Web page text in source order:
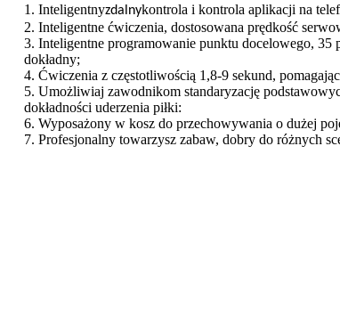
1. Inteligentnyzdalnykontrola i kontrola aplikacji na
2. Inteligentne ćwiczenia, dostosowana prędkość
3. Inteligentne programowanie punktu docelowego,
dokładny;
4. Ćwiczenia z częstotliwością 1,8-9 sekund,
5. Umożliwiaj zawodnikom standaryzację
dokładności uderzenia piłki:
6. Wyposażony w kosz do przechowywania o dużej
7. Profesjonalny towarzysz zabaw, dobry do różnych